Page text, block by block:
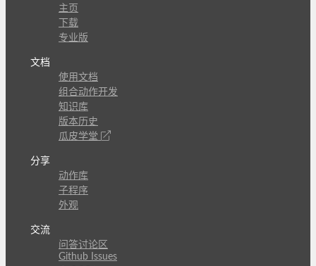
主页
下载
专业版
文档
使用文档
组合动作开发
知识库
版本历史
瓜皮学堂
分享
动作库
子程序
外观
交流
问答讨论区
Github Issues